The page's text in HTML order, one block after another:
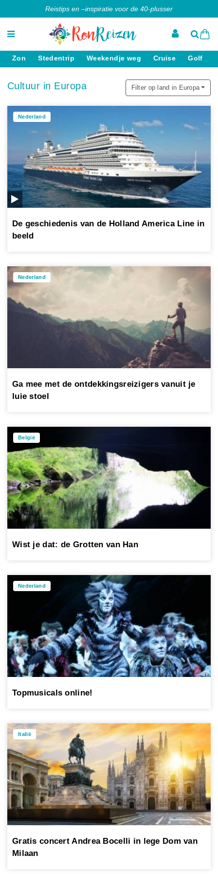
Reistips en –inspiratie voor de 40-plusser
Zon Stedentrip Weekendje weg Cruise Golf
Cultuur in Europa Filter op land in Europa
Nederland
De geschiedenis van de Holland America Line in
beeld
Nederland
Ga mee met de ontdekkingsreizigers vanuit je
luie stoel
België
Wist je dat: de Grotten van Han
Nederland
Topmusicals online!
Italië
Gratis concert Andrea Bocelli in lege Dom van
Milaan